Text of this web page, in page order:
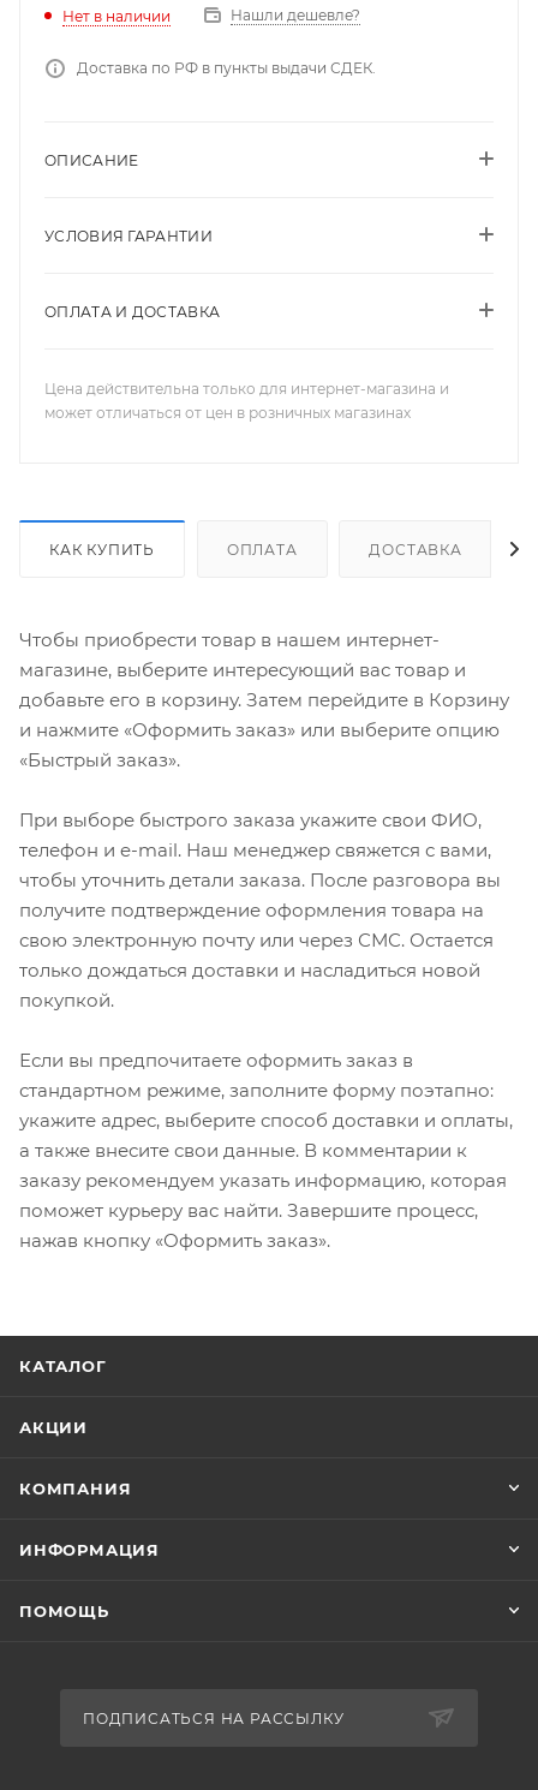
Нет в наличии Нашли дешевле?
Доставка по РФ в пункты выдачи СДЕК.
ОПИСАНИЕ
УСЛОВИЯ ГАРАНТИИ
ОПЛАТА И ДОСТАВКА
Цена действительна только для интернет-магазина и
может отличаться от цен в розничных магазинах
КАК КУПИТЬ ОПЛАТА ДОСТАВКА
Чтобы приобрести товар в нашем интернет-
магазине, выберите интересующий вас товар и
добавьте его в корзину. Затем перейдите в Корзину
и нажмите «Оформить заказ» или выберите опцию
«Быстрый заказ».
При выборе быстрого заказа укажите свои ФИО,
телефон и e-mail. Наш менеджер свяжется с вами,
чтобы уточнить детали заказа. После разговора вы
получите подтверждение оформления товара на
свою электронную почту или через СМС. Остается
только дождаться доставки и насладиться новой
покупкой.
Если вы предпочитаете оформить заказ в
стандартном режиме, заполните форму поэтапно:
укажите адрес, выберите способ доставки и оплаты,
а также внесите свои данные. В комментарии к
заказу рекомендуем указать информацию, которая
поможет курьеру вас найти. Завершите процесс,
нажав кнопку «Оформить заказ».
КАТАЛОГ
АКЦИИ
КОМПАНИЯ
ИНФОРМАЦИЯ
ПОМОЩЬ
ПОДПИСАТЬСЯ НА РАССЫЛКУ